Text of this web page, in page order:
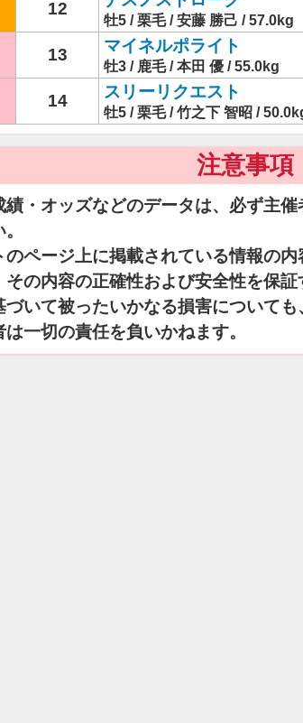
12
牡5 / 栗毛 / 安藤 勝己 / 57.0kg
13 マイネルポライト
牡3 / 鹿毛 / 本田 優 / 55.0kg
14 スリーリクエスト
牡5 / 栗毛 / 竹之下 智昭 /
注意事項
績・オッズなどのデータは、必ず主
のページ上に掲載されている情報の
その内容の正確性および安全性を保
づいて被ったいかなる損害について
一切の責任を負いかねます。